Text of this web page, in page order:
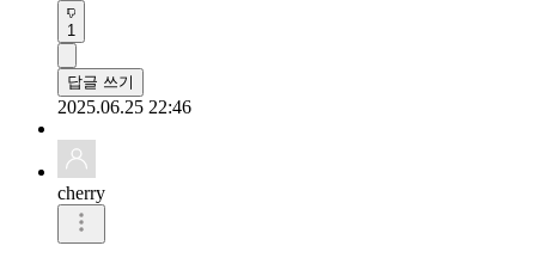
1
답글 쓰기
2025.06.25 22:46
cherry